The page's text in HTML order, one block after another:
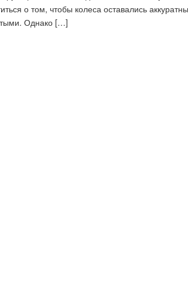
о том, чтобы колеса оставались
Однако […]